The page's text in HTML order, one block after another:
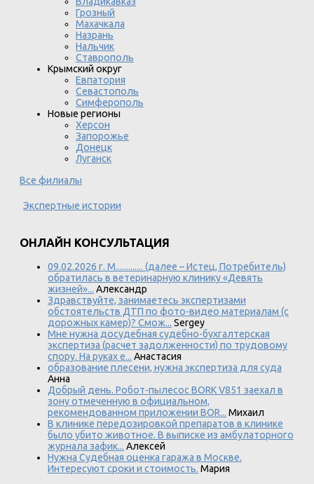
Грозный
Махачкала
Назрань
Нальчик
Ставрополь
Крымский округ
Евпатория
Севастополь
Симферополь
Новые регионы
Херсон
Запорожье
Донецк
Луганск
Все филиалы
Экспертные истории
ОНЛАЙН КОНСУЛЬТАЦИЯ
09.02.2026 г. М............. (далее – Истец, Потребитель)
обратилась в ветеринарную клинику «Девять
жизней»... Александр
Здравствуйте, занимаетесь экспертизами
обстоятельств ДТП по фото-видео материалам (с
дорожных камер)? Смож... Sergey
Мне нужна досудебная судебно-бухгалтерская
экспертиза (расчет задолженности) по трудовому
спору. На руках е... Анастасия
образование плесени, нужна экспертиза для суда
Анна
Добрый день. Робот-пылесос BORK V851 заехал в
зону отмеченную в официальном,
рекомендованном приложении BOR... Михаил
В клинике передозировкой препаратов в клинике
было убито животное. В выписке из амбулаторного
журнала зафик... Алексей
Нужна Судебная оценка гаража в Москве.
Интересуют сроки и стоимость. Мария